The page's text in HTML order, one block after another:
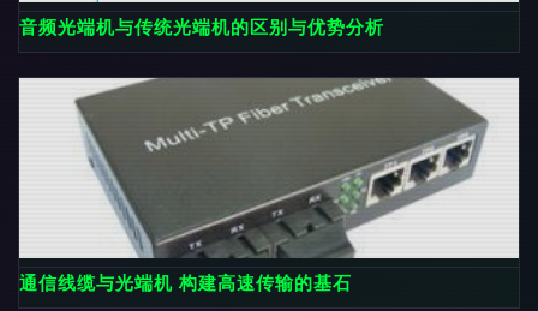
音频光端机与传统光端机的区别与优势分析
通信线缆与光端机 构建高速传输的基石